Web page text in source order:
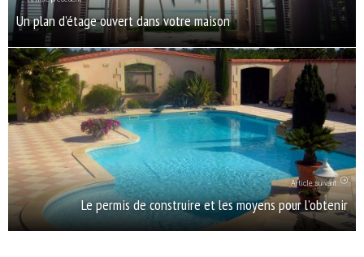
Un plan d’étage ouvert dans votre maison
Article suivant
Le permis de construire et les moyens pour l’obtenir